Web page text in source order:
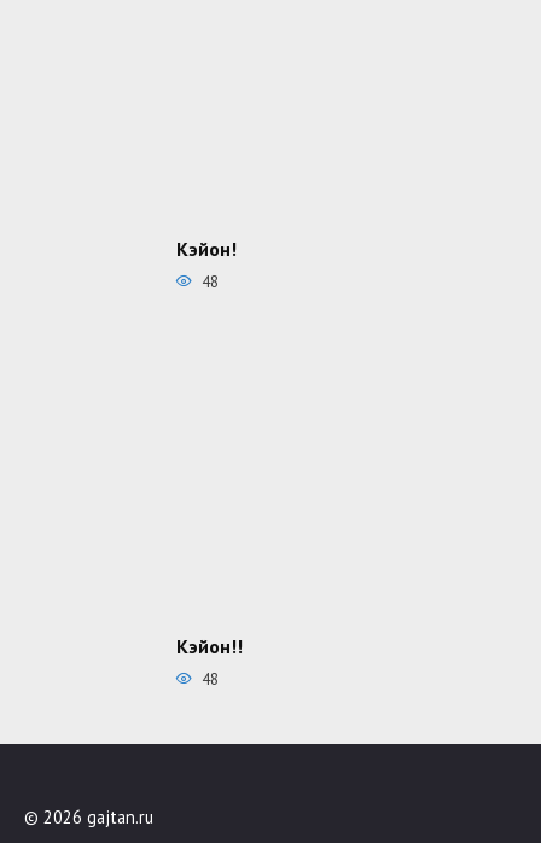
Кэйон!
48
Кэйон!!
48
© 2026 gajtan.ru